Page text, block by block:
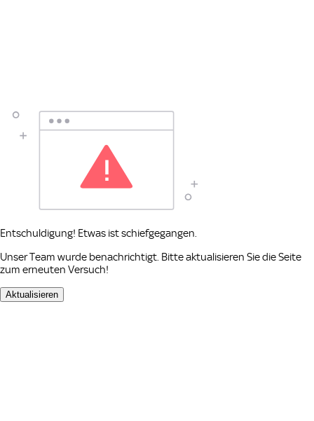
Entschuldigung! Etwas ist schiefgegangen.
Unser Team wurde benachrichtigt. Bitte aktualisieren Sie die Seite
zum erneuten Versuch!
Aktualisieren